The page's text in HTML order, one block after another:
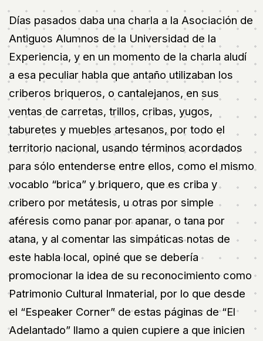
Días pasados daba una charla a la Asociación de
Antiguos Alumnos de la Universidad de la
Experiencia, y en un momento de la charla aludí
a esa peculiar habla que antaño utilizaban los
criberos briqueros, o cantalejanos, en sus
ventas de carretas, trillos, cribas, yugos,
taburetes y muebles artesanos, por todo el
territorio nacional, usando términos acordados
para sólo entenderse entre ellos, como el mismo
vocablo “brica” y briquero, que es criba y
cribero por metátesis, u otras por simple
aféresis como panar por apanar, o tana por
atana, y al comentar las simpáticas notas de
este habla local, opiné que se debería
promocionar la idea de su reconocimiento como
Patrimonio Cultural Inmaterial, por lo que desde
el “Espeaker Corner” de estas páginas de “El
Adelantado” llamo a quien cupiere a que inicien